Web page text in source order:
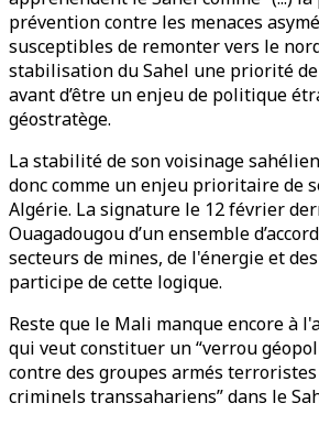
prévention contre les menaces
susceptibles de remonter vers le
stabilisation du Sahel une priorité
avant d’être un enjeu de politique
géostratège.
La stabilité de son voisinage
donc comme un enjeu prioritaire de
Algérie. La signature le 12 février
Ouagadougou d’un ensemble
secteurs de mines, de l'énergie et
participe de cette logique.
Reste que le Mali manque encore à
qui veut constituer un “verrou
contre des groupes armés
criminels transsahariens” dans le